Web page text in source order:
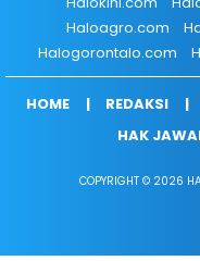
Haloagro.com
Halogorontalo.com
HOME REDAKSI
HAK
COPYRIGHT © 2026